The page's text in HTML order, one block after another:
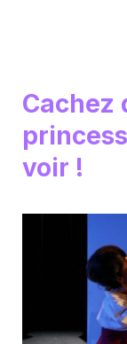
Cachez
voir !